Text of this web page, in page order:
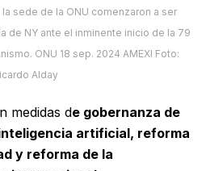
sede de la ONU comenzaron a ser
de NY ante el inminente inicio de la 79
ONU 18 sep. 2024 AMEXI Foto:
Alday
medidas de gobernanza de
artificial, reforma
y reforma de la